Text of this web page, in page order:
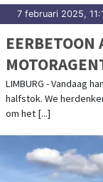
7 februari 2025,
EERBETOON
LIMBURG - Vandaag
halfstok. We
om het [...]